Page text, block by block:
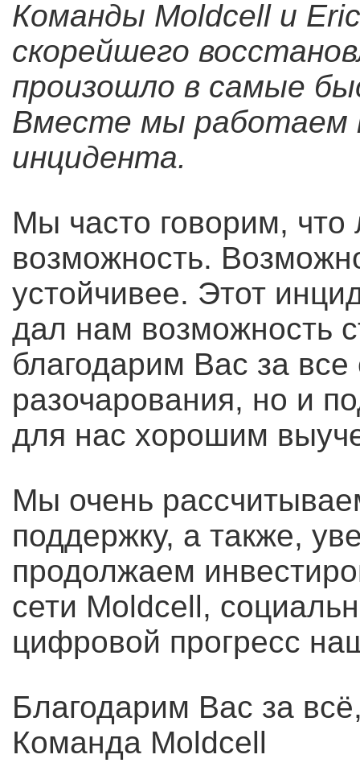
Команды Moldcell и
скорейшего
произошло в самые
Вместе мы работаем
инцидента.
Мы часто говорим, что
возможность.
устойчивее. Этот
дал нам возможность
благодарим Вас за
разочарования, но и
для нас хорошим
Мы очень
поддержку, а также,
продолжаем
сети Moldcell,
цифровой прогресс
Благодарим Вас за
Команда Moldcell